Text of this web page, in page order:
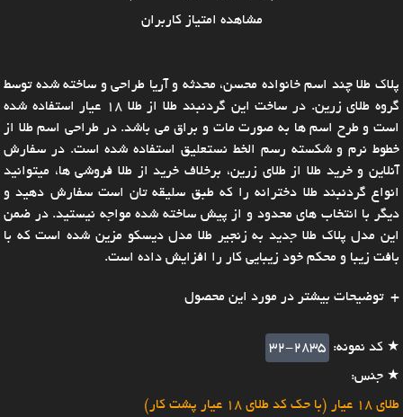
مشاهده امتیاز کاربران
پلاک طلا چند اسم خانواده محسن، محدثه و آریا طراحی و ساخته شده توسط
گروه طلای زرین. در ساخت این گردنبند طلا از طلا 18 عیار استفاده شده
است و طرح اسم ها به صورت مات و براق می باشد. در طراحی اسم طلا از
خطوط نرم و شکسته رسم الخط نستعلیق استفاده شده است. در سفارش
آنلاین و خرید طلا از طلای زرین، برخلاف خرید از طلا فروشی ها، میتوانید
انواع گردنبند طلا دخترانه را که طبق سلیقه تان است سفارش دهید و
دیگر با انتخاب های محدود و از پیش ساخته شده مواجه نیستید. در ضمن
این مدل پلاک طلا جدید به زنجیر طلا مدل دیسکو مزین شده است که با
بافت زیبا و محکم خود زیبایی کار را افزایش داده است.
توضیحات بیشتر در مورد این محصول
★ کد نمونه: 32-2835
★ جنس:
طلای 18 عیار (با حک کد طلای 18 عیار پشت کار)